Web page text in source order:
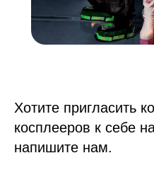
Хотите пригласить
косплееров к себе
напишите нам.